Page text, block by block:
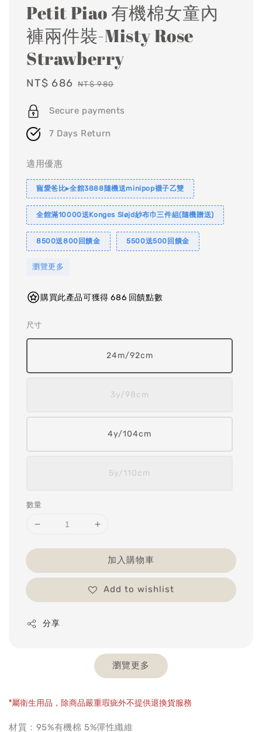
Petit Piao 有機棉女童內
褲兩件裝-Misty Rose
Strawberry
Sale
NT$ 686 Regular
NT$ 980
Secure payments
7 Days Return
適用優惠
寵愛爸比▸全館3888隨機送minipop襪子乙雙
全館滿10000送Konges Sløjd紗布巾三件組(隨機贈送)
8500送800回饋金 5500送500回饋金
瀏覽更多
購買此產品可獲得 686 回饋點數
尺寸
24m/92cm
3y/98cm
4y/104cm
5y/110cm
數量
加入購物車
Add to wishlist
分享
瀏覽更多
*屬衛生用品，除商品嚴重瑕疵外不提供退換貨服務
材質：95%有機棉 5%彈性纖維